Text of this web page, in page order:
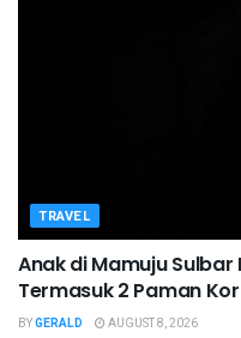
TRAVEL
Anak di Mamuju
Termasuk 2 Paman
BYGERALD AUGUST 8, 2026